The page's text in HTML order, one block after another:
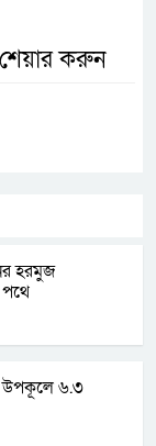
করুন
হরমুজ
পথে
উপকূলে ৬.৩